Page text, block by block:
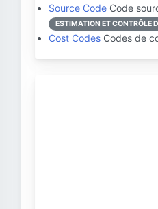
Source Code Code
ESTIMATION ET CONTRÔLE
Cost Codes Codes de